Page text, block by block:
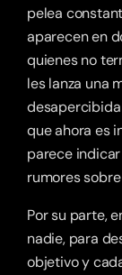
pelea
aparecen en
quienes no
les lanza una
que ahora es
parece
rumores
Por su parte,
nadie, para
objetivo y